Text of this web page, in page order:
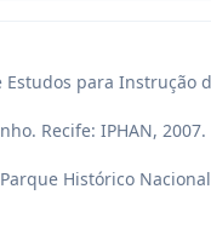
Estudos para Instrução
Recife: IPHAN, 2007.
Histórico